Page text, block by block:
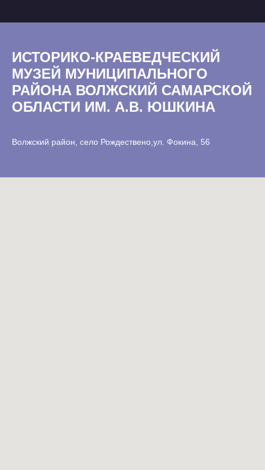
ИСТОРИКО-КРАЕВЕДЧЕСКИЙ
МУЗЕЙ МУНИЦИПАЛЬНОГО
РАЙОНА ВОЛЖСКИЙ САМАРСКОЙ
ОБЛАСТИ ИМ. А.В. ЮШКИНА
Волжский район, село Рождествено,ул. Фокина, 56